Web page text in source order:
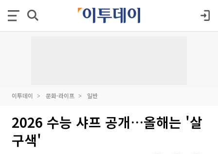
이투데이 문화·라이프 일반
2026 수능 샤프 공개…올해는 '살
구색'